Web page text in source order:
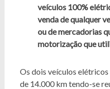
veículos 100%
venda de qualquer
ou de mercadorias
motorização que
Os dois veículos
de 14.000 km tendo-se